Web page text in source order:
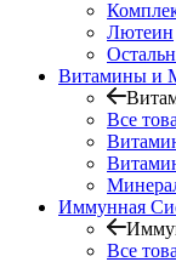
Лютеин
Витамины и
Все
Иммунная
Все